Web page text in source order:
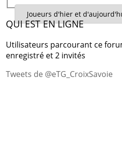
QUI EST EN LIGNE
Utilisateurs parcourant ce
enregistré et 2 invités
Tweets de @eTG_CroixSavoie